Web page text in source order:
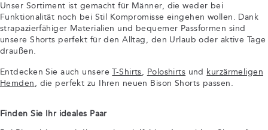
Unser Sortiment ist gemacht für Männer, die weder bei
Funktionalität noch bei Stil Kompromisse eingehen wollen. Dank
strapazierfähiger Materialien und bequemer Passformen sind
unsere Shorts perfekt für den Alltag, den Urlaub oder aktive Tage
draußen.
Entdecken Sie auch unsereT-Shirts, Poloshirts und kurzärmeligen
Hemden, die perfekt zu Ihren neuen Bison Shorts passen.
Finden Sie Ihr ideales Paar